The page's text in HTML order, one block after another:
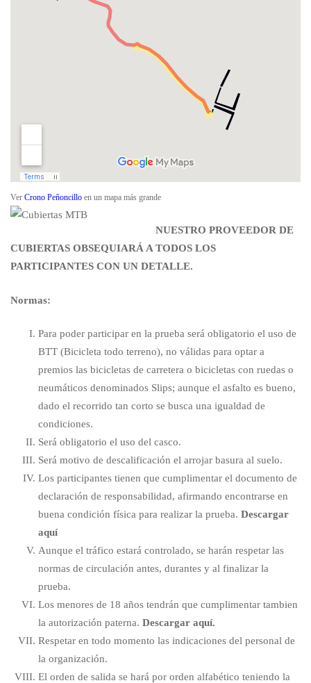
Ver Crono Peñoncillo en un mapa más grande
NUESTRO PROVEEDOR DE
CUBIERTAS OBSEQUIARÁ A TODOS LOS
PARTICIPANTES CON UN DETALLE.
Normas:
Para poder participar en la prueba será obligatorio el uso de
BTT (Bicicleta todo terreno), no válidas para optar a
premios las bicicletas de carretera o bicicletas con ruedas o
neumáticos denominados Slips; aunque el asfalto es bueno,
dado el recorrido tan corto se busca una igualdad de
condiciones.
Será obligatorio el uso del casco.
Será motivo de descalificación el arrojar basura al suelo.
Los participantes tienen que cumplimentar el documento de
declaración de responsabilidad, afirmando encontrarse en
buena condición física para realizar la prueba. Descargar
aquí
Aunque el tráfico estará controlado, se harán respetar las
normas de circulación antes, durantes y al finalizar la
prueba.
Los menores de 18 años tendrán que cumplimentar tambien
la autorización paterna. Descargar aquí.
Respetar en todo momento las indicaciones del personal de
la organización.
El orden de salida se hará por orden alfabético teniendo la